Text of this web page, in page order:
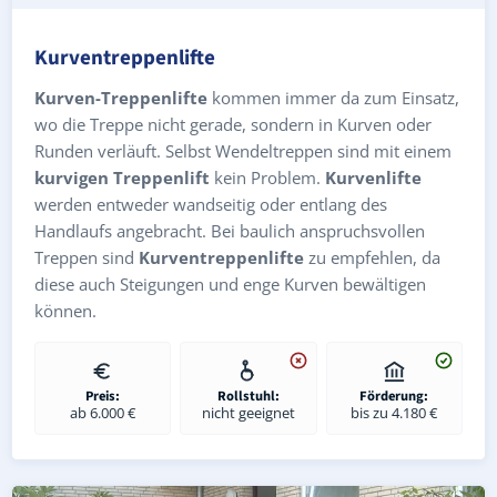
Kurventreppenlifte
Kurven-Treppenlifte kommen immer da zum Einsatz,
wo die Treppe nicht gerade, sondern in Kurven oder
Runden verläuft. Selbst Wendeltreppen sind mit einem
kurvigen Treppenlift kein Problem. Kurvenlifte
werden entweder wandseitig oder entlang des
Handlaufs angebracht. Bei baulich anspruchsvollen
Treppen sind Kurventreppenlifte zu empfehlen, da
diese auch Steigungen und enge Kurven bewältigen
können.
Preis:
ab 6.000 €
Rollstuhl:
nicht geeignet
Förderung:
bis zu 4.180 €